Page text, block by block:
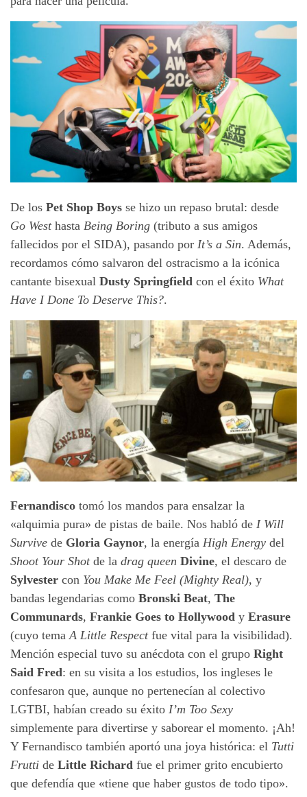
De los Pet Shop Boys se hizo un repaso brutal: desde
Go Westhasta Being Boring (tributo a sus amigos
fallecidos por el SIDA), pasando por It’s a Sin. Además,
recordamos cómo salvaron del ostracismo a la icónica
cantante bisexual Dusty Springfield con el éxito What
Have I Done To Deserve This?.
Fernandisco tomó los mandos para ensalzar la
«alquimia pura» de pistas de baile. Nos habló de I Will
Survive de Gloria Gaynor, la energía High Energy del
Shoot Your Shotde la drag queen Divine, el descaro de
Sylvester con You Make Me Feel (Mighty Real), y
bandas legendarias como Bronski Beat, The
Communards, Frankie Goes to Hollywood y Erasure
(cuyo temaA Little Respectfue vital para la visibilidad).
Mención especial tuvo su anécdota con el grupo Right
Said Fred: en su visita a los estudios, los ingleses le
confesaron que, aunque no pertenecían al colectivo
LGTBI, habían creado su éxito I’m Too Sexy
simplemente para divertirse y saborear el momento. ¡Ah!
Y Fernandisco también aportó una joya histórica: el Tutti
Frutti de Little Richard fue el primer grito encubierto
que defendía que «tiene que haber gustos de todo tipo».